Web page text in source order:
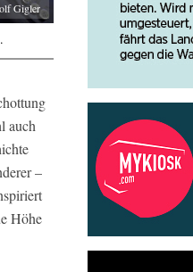
Gigler
auch
–
Höhe